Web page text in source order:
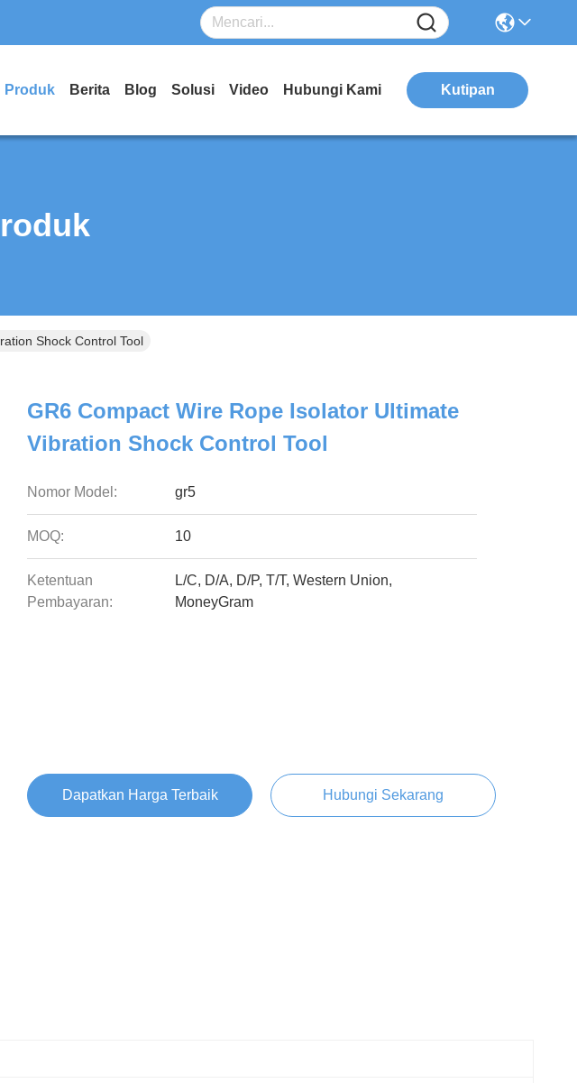
Produk Berita Blog Solusi Video Hubungi Kami Kutipan
Shock Control Tool
GR6 Compact Wire Rope Isolator Ultimate
Vibration Shock Control Tool
Nomor Model: gr5
MOQ: 10
Ketentuan
Pembayaran:
L/C, D/A, D/P, T/T, Western Union,
MoneyGram
Dapatkan Harga Terbaik Hubungi Sekarang